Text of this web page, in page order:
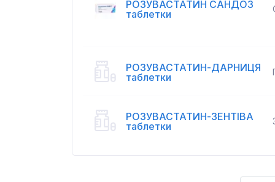
РОЗУВАСТАТИН САНДОЗ
таблетки
РОЗУВАСТАТИН-ДАРНИЦЯ
таблетки
РОЗУВАСТАТИН-ЗЕНТІВА
таблетки